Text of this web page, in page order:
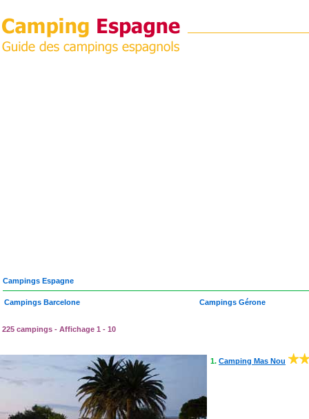
Campings Espagne
Campings Barcelone Campings Gérone
225 campings - Affichage 1 - 10
1. Camping Mas Nou